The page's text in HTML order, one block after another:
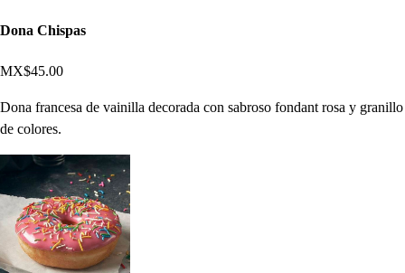
Dona Chispas
MX$45.00
Dona francesa de vainilla decorada con sabroso fondant rosa y granillo
de colores.